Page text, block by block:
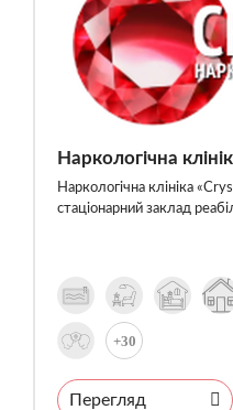
Наркологічна
Наркологічна клініка
стаціонарний заклад
+30
Перегляд